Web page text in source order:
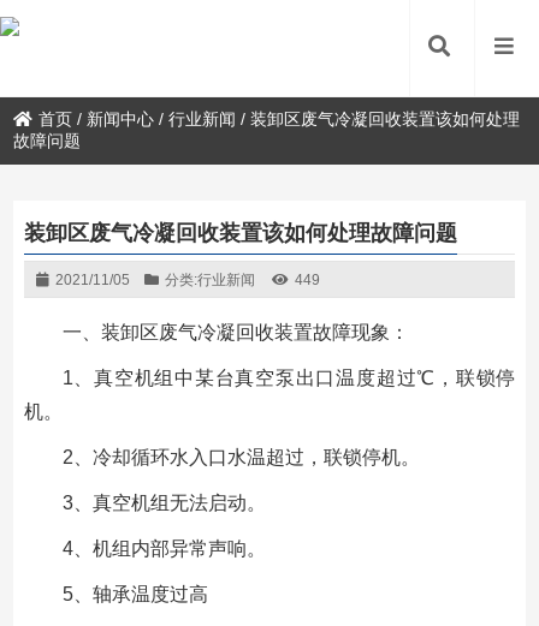
首页 / 新闻中心 /行业新闻 /装卸区废气冷凝回收装置该如何处理
故障问题
装卸区废气冷凝回收装置该如何处理故障问题
2021/11/05 分类:行业新闻 449
一、装卸区废气冷凝回收装置故障现象：
1、真空机组中某台真空泵出口温度超过℃，联锁停
机。
2、冷却循环水入口水温超过，联锁停机。
3、真空机组无法启动。
4、机组内部异常声响。
5、轴承温度过高